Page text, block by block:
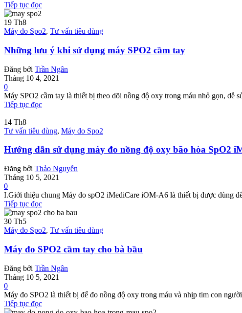
Tiếp tục đọc
19 Th8
Máy đo Spo2, Tư vấn tiêu dùng
Những lưu ý khi sử dụng máy SPO2 cầm tay
Đăng bởi Trần Ngân
Tháng 10 4, 2021
0
Máy SPO2 cầm tay là thiết bị theo dõi nồng độ oxy trong máu nhỏ gọn,
Tiếp tục đọc
14 Th8
Tư vấn tiêu dùng, Máy đo Spo2
Hướng dẫn sử dụng máy đo nồng độ oxy bão hòa SpO2
Đăng bởi Thảo Nguyễn
Tháng 10 5, 2021
0
I.Giới thiệu chung Máy đo spO2 iMediCare iOM-A6 là thiết bị được dùng
Tiếp tục đọc
30 Th5
Máy đo Spo2, Tư vấn tiêu dùng
Máy đo SPO2 cầm tay cho bà bầu
Đăng bởi Trần Ngân
Tháng 10 5, 2021
0
Máy đo SPO2 là thiết bị để đo nồng độ oxy trong máu và nhịp tim con
Tiếp tục đọc